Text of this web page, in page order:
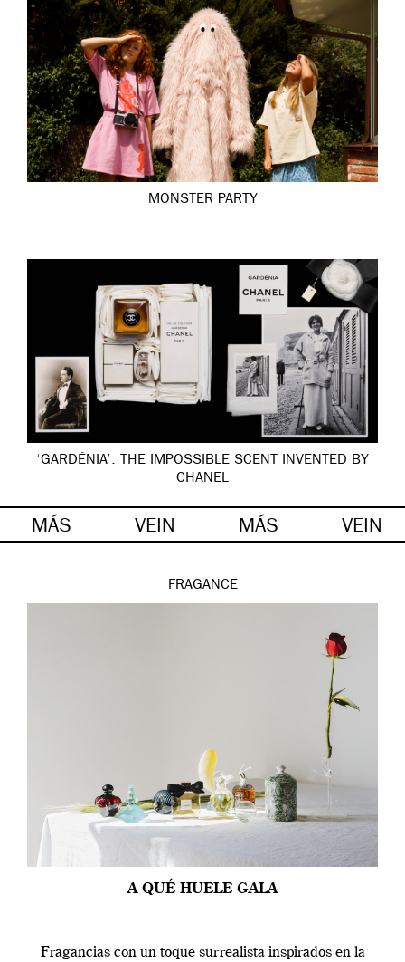
MONSTER PARTY
‘GARDÉNIA’: THE IMPOSSIBLE SCENT INVENTED BY
CHANEL
MÁS VEIN MÁS VEIN
FRAGANCE
A QUÉ HUELE GALA
Fragancias con un toque surrealista inspirados en la